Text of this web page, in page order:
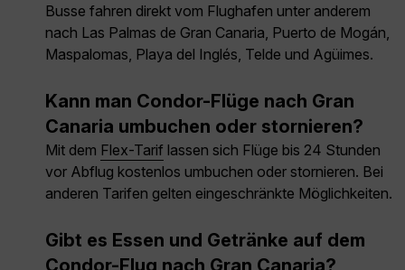
Busse fahren direkt vom Flughafen unter anderem
nach Las Palmas de Gran Canaria, Puerto de Mogán,
Maspalomas, Playa del Inglés, Telde und Agüimes.
Kann man Condor-Flüge nach Gran
Canaria umbuchen oder stornieren?
Mit dem Flex-Tarif lassen sich Flüge bis 24 Stunden
vor Abflug kostenlos umbuchen oder stornieren. Bei
anderen Tarifen gelten eingeschränkte Möglichkeiten.
Gibt es Essen und Getränke auf dem